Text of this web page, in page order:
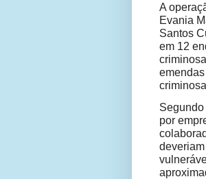
A
Evania
Santos
em 12
por